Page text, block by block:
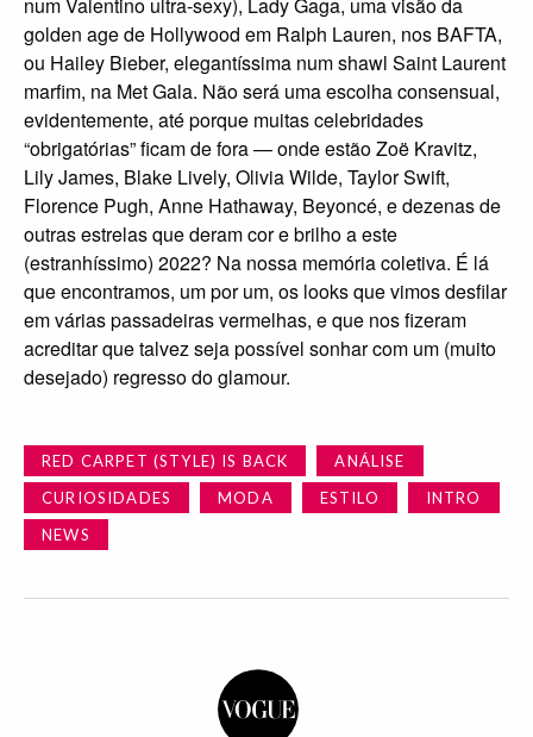
RED CARPET (STYLE) IS BACK
ANÁLISE
CURIOSIDADES
MODA ESTILO
INTRO
NEWS